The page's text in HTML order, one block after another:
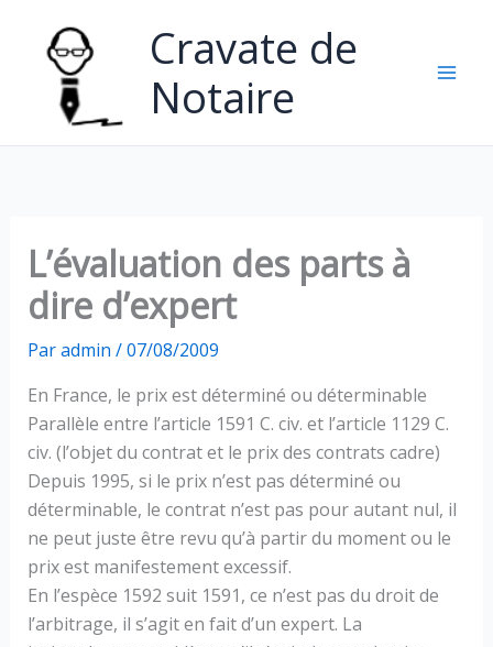
contenu
Cravate de
Notaire
L’évaluation des parts à
dire d’expert
Paradmin /07/08/2009
En France, le prix est déterminé ou déterminable
Parallèle entre l’article 1591 C. civ. et l’article 1129 C.
civ. (l’objet du contrat et le prix des contrats cadre)
Depuis 1995, si le prix n’est pas déterminé ou
déterminable, le contrat n’est pas pour autant nul, il
ne peut juste être revu qu’à partir du moment ou le
prix est manifestement excessif.
En l’espèce 1592 suit 1591, ce n’est pas du droit de
l’arbitrage, il s’agit en fait d’un expert. La